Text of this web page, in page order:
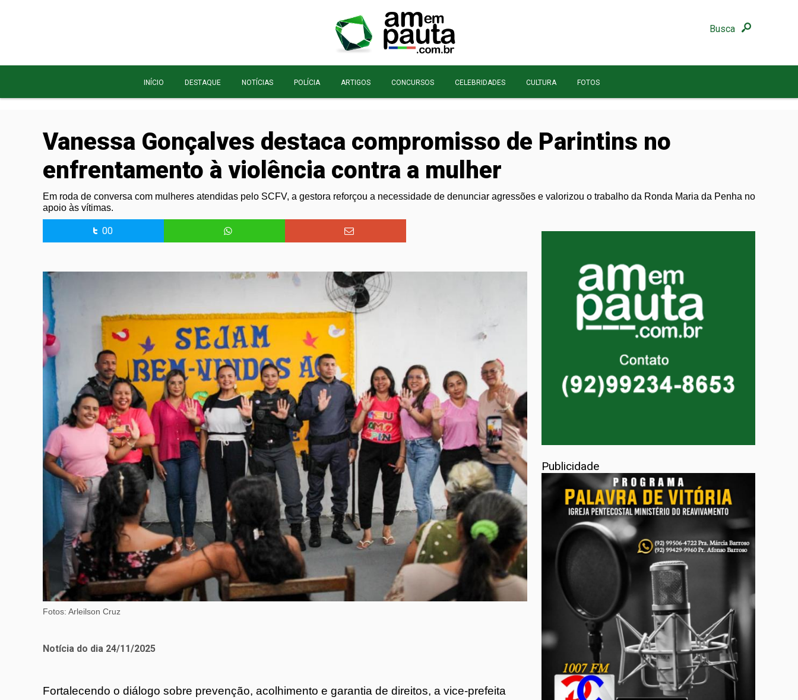
Busca
INÍCIO DESTAQUE NOTÍCIAS POLÍCIA ARTIGOS CONCURSOS CELEBRIDADES CULTURA FOTOS
Vanessa Gonçalves destaca compromisso de Parintins no
enfrentamento à violência contra a mulher
Em roda de conversa com mulheres atendidas pelo SCFV, a gestora reforçou a necessidade de denunciar agressões e valorizou o trabalho da Ronda Maria da Penha no
apoio às vítimas.
00
Fotos: Arleilson Cruz
Notícia do dia 24/11/2025
Fortalecendo o diálogo sobre prevenção, acolhimento e garantia de direitos, a vice-prefeita
Publicidade